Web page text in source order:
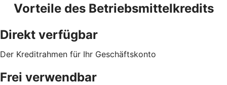
Vorteile des Betriebsmittelkredits
Direkt verfügbar
Der Kreditrahmen für Ihr Geschäftskonto
Frei verwendbar